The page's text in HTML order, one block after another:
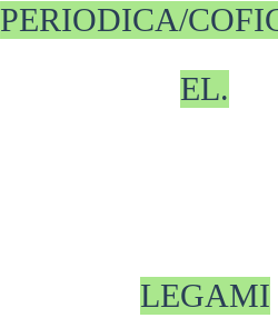
PERIODICA/
EL.
LEGAMI